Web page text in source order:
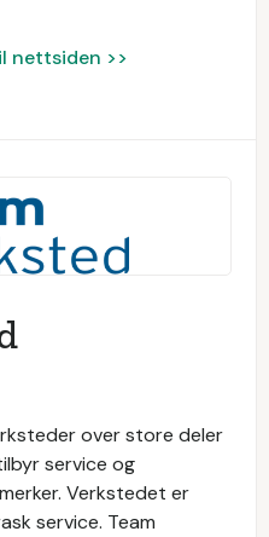
nettsiden >>
over store deler
service og
Verkstedet er
service. Team